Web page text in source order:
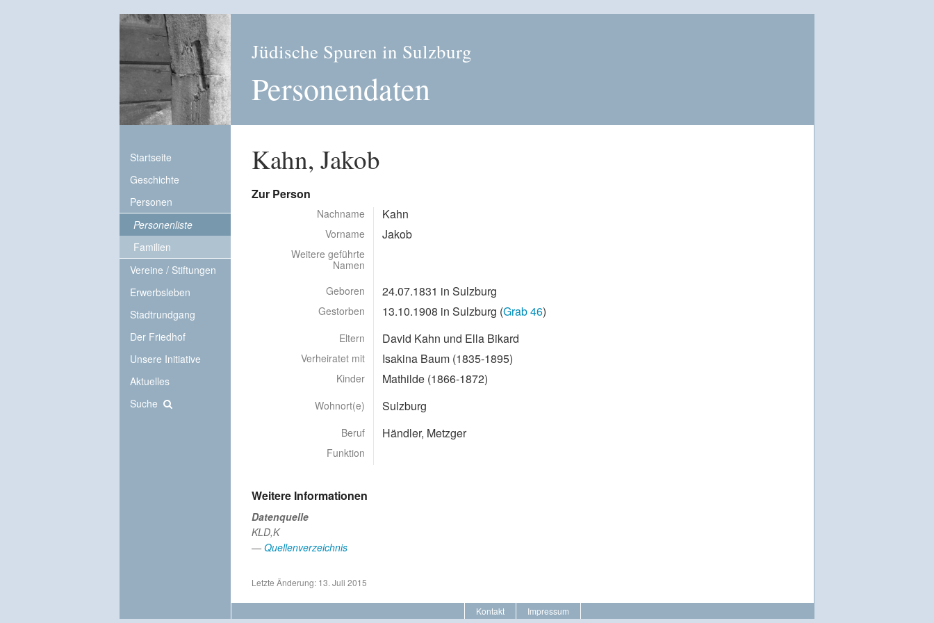
Jüdische Spuren in Sulzburg
Personendaten
Startseite
Geschichte
Personen
Personenliste
Familien
Vereine / Stiftungen
Erwerbsleben
Stadtrundgang
Der Friedhof
Unsere Initiative
Aktuelles
Suche
Kahn, Jakob
Zur Person
Nachname Kahn
Vorname Jakob
Weitere geführte
Namen
Geboren
24.07.1831 in Sulzburg
Gestorben 13.10.1908 in Sulzburg (Grab 46)
Eltern David Kahn und Ella Bikard
Verheiratet mit Isakina Baum (1835-1895)
Kinder Mathilde (1866-1872)
Wohnort(e) Sulzburg
Beruf Händler, Metzger
Funktion
Weitere Informationen
Datenquelle
KLD,K
— Quellenverzeichnis
Letzte Änderung: 13. Juli 2015
Kontakt Impressum